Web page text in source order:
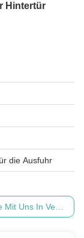
Hintertür
die Ausfuhr
Mit Uns In